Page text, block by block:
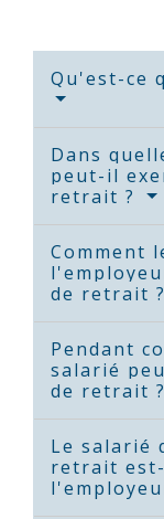
Qu'est-ce
Dans
peut-il
retrait ?
Comment
de retrait ?
Pendant
salarié
de retrait ?
Le salarié
retrait